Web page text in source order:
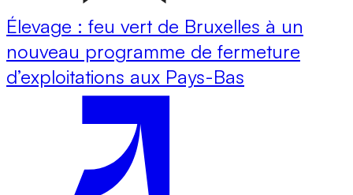
Élevage : feu vert de Bruxelles à un
nouveau programme de fermeture
d’exploitations aux Pays-Bas